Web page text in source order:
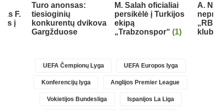
F.
į
Turo anonsas:
tiesioginių
konkurentų dvikova
Gargžduose
M. Salah oficialiai
persikėlė į Turkijos
ekipą
„Trabzonspor“ (1)
A.
„RB
UEFA Čempionų Lyga UEFA Europos lyga
Konferencijų lyga Anglijos Premier League
Vokietijos Bundesliga Ispanijos La Liga